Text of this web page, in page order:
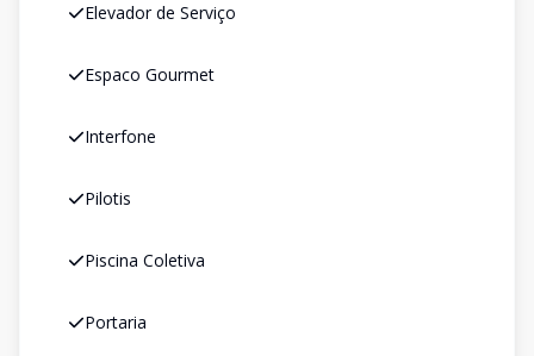
Elevador de Serviço
Espaco Gourmet
Interfone
Pilotis
Piscina Coletiva
Portaria